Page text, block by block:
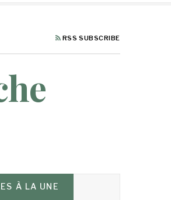
RSS SUBSCRIBE
À LA UNE